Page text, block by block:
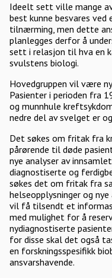
Ideelt sett ville mange
best kunne besvares
tilnærming, men dette
planlegges derfor å
sett i relasjon til hva en
svulstens biologi.
Hovedgruppen vil være
Pasienter i perioden fra
og munnhule
nedre del av svelget er
Det søkes om fritak fra
pårørende til døde
nye analyser av
diagnostiserte og
søkes det om fritak fra
helseopplysninger og
vil få tilsendt et
med mulighet for å
nydiagnostiserte
for disse skal det også
en forskningsspesifikk
ansvarshavende.